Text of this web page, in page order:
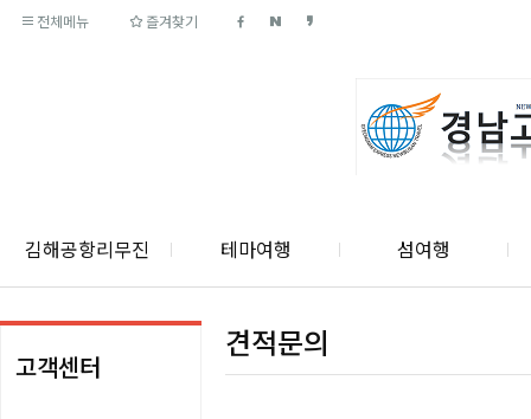
전체메뉴 즐겨찾기
김해공항리무진 테마여행 섬여행
고객센터
견적문의